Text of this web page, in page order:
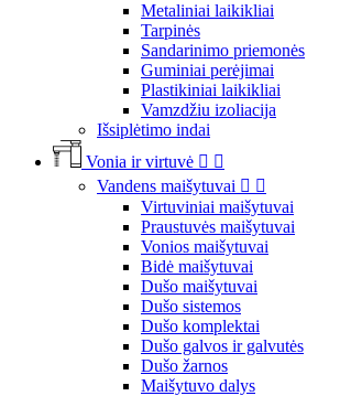
Metaliniai laikikliai
Tarpinės
Sandarinimo priemonės
Guminiai perėjimai
Plastikiniai laikikliai
Vamzdžiu izoliacija
Išsiplėtimo indai
Vonia ir virtuvė  
Vandens maišytuvai  
Virtuviniai maišytuvai
Praustuvės maišytuvai
Vonios maišytuvai
Bidė maišytuvai
Dušo maišytuvai
Dušo sistemos
Dušo komplektai
Dušo galvos ir galvutės
Dušo žarnos
Maišytuvo dalys